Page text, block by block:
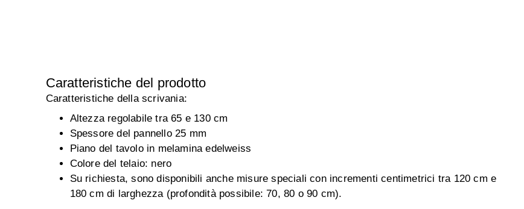
Caratteristiche del prodotto
Caratteristiche della scrivania:
Altezza regolabile tra 65 e 130 cm
Spessore del pannello 25 mm
Piano del tavolo in melamina edelweiss
Colore del telaio: nero
Su richiesta, sono disponibili anche misure speciali con incrementi centimetrici tra 120 cm e
180 cm di larghezza (profondità possibile: 70, 80 o 90 cm).